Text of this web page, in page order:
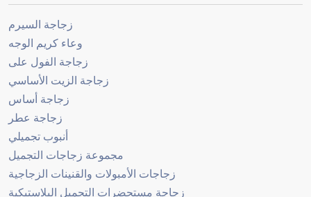
زجاجة السيرم
وعاء كريم الوجه
زجاجة الفول على
زجاجة الزيت الأساسي
زجاجة أساس
زجاجة عطر
أنبوب تجميلي
مجموعة زجاجات التجميل
زجاجات الأمبولات والقنينات الزجاجية
زجاجة مستحضرات التجميل البلاستيكية